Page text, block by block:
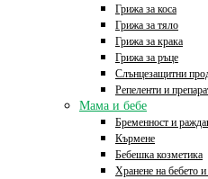
Грижа за коса
Грижа за тяло
Грижа за крака
Грижа за ръце
Слънцезащитни
Репеленти и
Мама и бебе
Бременност и
Кърмене
Бебешка козметика
Хранене на бебето и